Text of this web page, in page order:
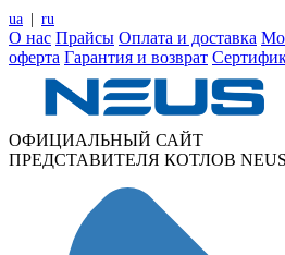
ua ru
О нас Прайсы Оплата и доставка
оферта Гарантия и возврат
ОФИЦИАЛЬНЫЙ САЙТ
ПРЕДСТАВИТЕЛЯ КОТЛОВ NEUS